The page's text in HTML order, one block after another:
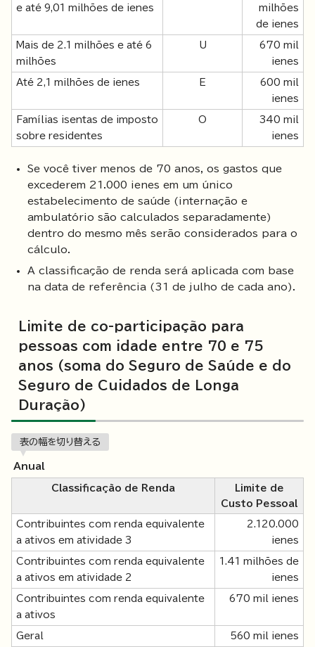
e até 9,01 milhões de ienes
milhões
de ienes
Mais de 2.1 milhões e até 6
milhões
U
670 mil
ienes
Até 2,1 milhões de ienes E
600 mil
ienes
Famílias isentas de imposto
sobre residentes
O
340 mil
ienes
Se você tiver menos de 70 anos, os gastos que
excederem 21.000 ienes em um único
estabelecimento de saúde (internação e
ambulatório são calculados separadamente)
dentro do mesmo mês serão considerados para o
cálculo.
A classificação de renda será aplicada com base
na data de referência (31 de julho de cada ano).
Limite de co-participação para
pessoas com idade entre 70 e 75
anos (soma do Seguro de Saúde e do
Seguro de Cuidados de Longa
Duração)
表の幅を切り替える
Anual
Classificação de Renda
Limite de
Custo Pessoal
Contribuintes com renda equivalente
a ativos em atividade 3
2.120.000
ienes
Contribuintes com renda equivalente
a ativos em atividade 2
1.41 milhões de
ienes
Contribuintes com renda equivalente
a ativos
670 mil ienes
Geral 560 mil ienes